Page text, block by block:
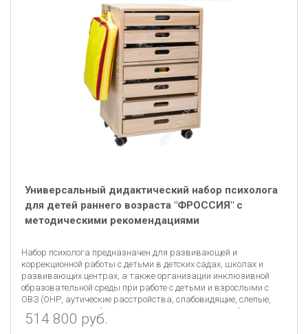
Универсальный дидактический набор психолога
для детей раннего возраста "ФРОССИЯ" с
методическими рекомендациями
Набор психолога предназначен для развивающей и
коррекционной работы с детьми в детских садах, школах и
развивающих центрах, а также организации инклюзивной
образовательной среды при работе с детьми и взрослыми с
ОВЗ (ОНР, аутические расстройства, слабовидящие, слепые,
глухие, с задержкой психического развития и другие).
514 800 руб.